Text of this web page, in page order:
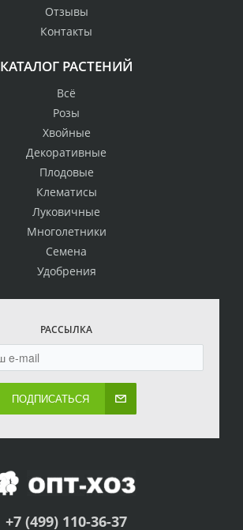
Отзывы
Контакты
КАТАЛОГ РАСТЕНИЙ
Всё
Розы
Хвойные
Декоративные
Плодовые
Клематисы
Луковичные
Многолетники
Семена
Удобрения
РАССЫЛКА
ПОДПИСАТЬСЯ
+7 (499) 110-36-37